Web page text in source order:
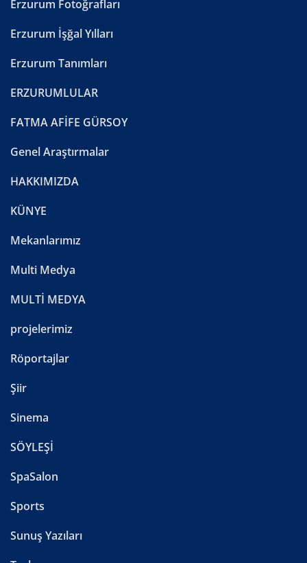
Erzurum Fotoğrafları
Erzurum İşğal Yılları
Erzurum Tanımları
ERZURUMLULAR
FATMA AFİFE GÜRSOY
Genel Araştırmalar
HAKKIMIZDA
KÜNYE
Mekanlarımız
Multi Medya
MULTİ MEDYA
projelerimiz
Röportajlar
Şiir
Sinema
SÖYLEŞİ
SpaSalon
Sports
Sunuş Yazıları